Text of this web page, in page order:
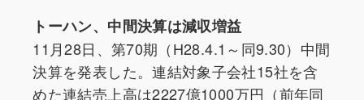
トーハン、中間決算は減収増益
11月28日、第70期（H28.4.1～同9.30）中間
決算を発表した。連結対象子会社15社を含
めた連結売上高は2227億1000万円（前年同